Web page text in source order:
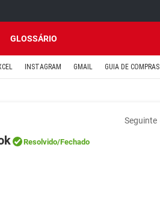
GLOSSÁRIO
INSTAGRAM GMAIL GUIA DE COMPRAS
Seguinte
Resolvido/Fechado